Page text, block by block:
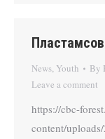
News, Youth By
Leave a comment
https://cbc-
content/